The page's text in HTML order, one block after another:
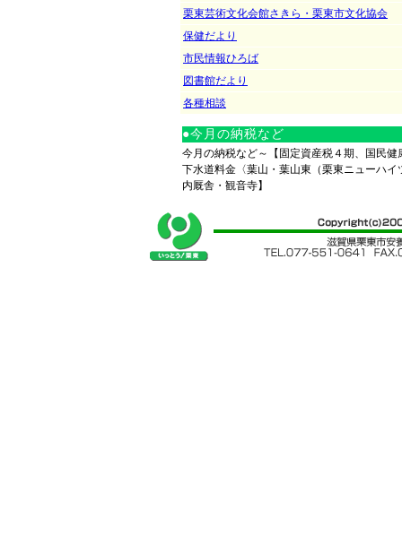
栗東芸術文化会館さきら・栗東市文化協会
保健だより
市民情報ひろば
図書館だより
各種相談
●今月の納税など
今月の納税など～【固定資産税４期、国民
下水道料金〈葉山・葉山東（栗東ニューハ
内厩舎・観音寺】